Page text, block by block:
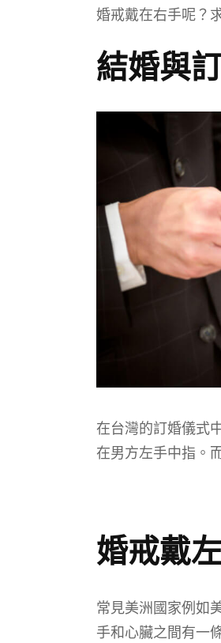
婚戒戴在右手呢？
結婚與
在台灣的訂婚儀式
在男方左手中指。
婚戒戴
常見美洲國家例如
手和心臟之間有一